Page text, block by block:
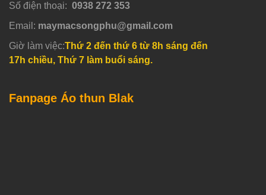
Số điện thoại: 0938 272 353
Email: maymacsongphu@gmail.com
Giờ làm việc:Thứ 2 đến thứ 6 từ 8h sáng đến
17h chiều, Thứ 7 làm buổi sáng.
Fanpage Áo thun Blak